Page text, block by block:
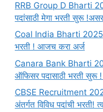
RRB Group D Bharti
पदांसाठी मेगा भरती सुरू
Coal India Bharti
भरती ! आजच करा अर्ज
Canara Bank Bharti
ऑफिसर पदासाठी भरती सुरू
CBSE Recruitment
अंतर्गत विविध पदांची भरती!